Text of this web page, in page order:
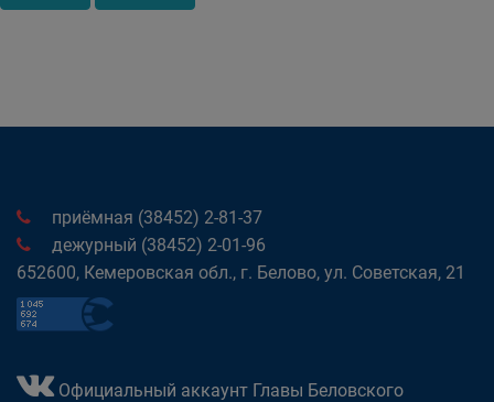
приёмная (38452) 2-81-37
дежурный (38452) 2-01-96
652600, Кемеровская обл., г. Белово, ул. Советская, 21
Официальный аккаунт Главы Беловского